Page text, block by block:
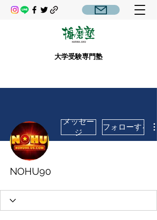
大学受験専門塾
メッセー
ジ
フォローする
NOHU90